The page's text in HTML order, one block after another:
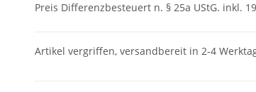
Preis Differenzbesteuert n. § 25a UStG. inkl.
Artikel vergriffen, versandbereit in 2-4